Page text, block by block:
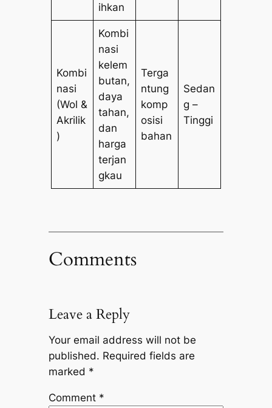
ihkan
Kombi
nasi
(Wol &
Akrilik
)
Kombi
nasi
kelem
butan,
daya
tahan,
dan
harga
terjan
gkau
Terga
ntung
komp
osisi
bahan
Sedan
g –
Tinggi
Comments
Leave a Reply
Your email address will not be
published. Required fields are
marked *
Comment *